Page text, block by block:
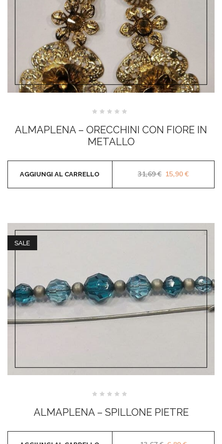
su
5
ALMAPLENA – ORECCHINI CON FIORE IN
METALLO
31,69€ Il prezzo
15,90€Il prezzo
AGGIUNGI AL CARRELLO
SALE
su
5
ALMAPLENA – SPILLONE PIETRE